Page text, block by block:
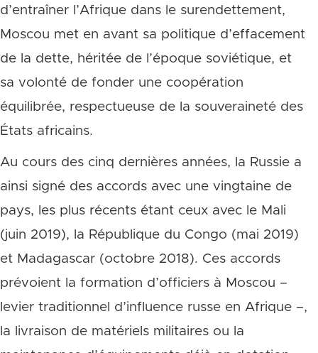
d’entraîner l’Afrique dans le surendettement,
Moscou met en avant sa politique d’effacement
de la dette, héritée de l’époque soviétique, et
sa volonté de fonder une coopération
équilibrée, respectueuse de la souveraineté des
États africains.
Au cours des cinq dernières années, la Russie a
ainsi signé des accords avec une vingtaine de
pays, les plus récents étant ceux avec le Mali
(juin 2019), la République du Congo (mai 2019)
et Madagascar (octobre 2018). Ces accords
prévoient la formation d’officiers à Moscou –
levier traditionnel d’influence russe en Afrique –,
la livraison de matériels militaires ou la